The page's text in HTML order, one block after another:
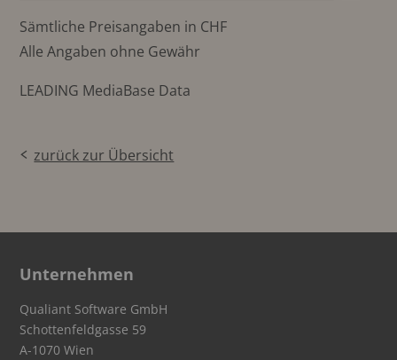
Sämtliche Preisangaben in CHF
Alle Angaben ohne Gewähr
LEADING MediaBase Data
zurück zur Übersicht
Unternehmen
Qualiant Software GmbH
Schottenfeldgasse 59
A-1070 Wien